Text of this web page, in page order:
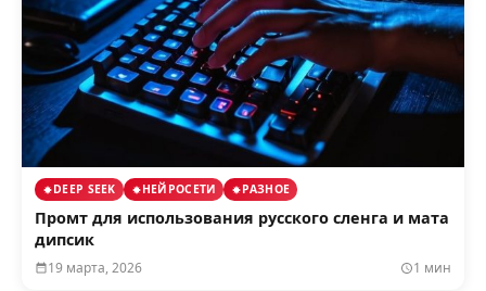
DEEP SEEK НЕЙРОСЕТИ РАЗНОЕ
Промт для использования русского сленга и мата
дипсик
19 марта, 2026 1 мин